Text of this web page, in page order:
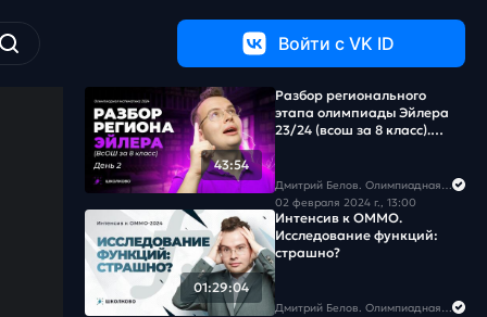
Войти c VK ID
43:54
Разбор регионального
этапа олимпиады Эйлера
23/24 (всош за 8 класс).
Дмитрий Белов. Олимпиадная математика в Школково
02 февраля 2024 г., 13:00
01:29:04
Интенсив к ОММО.
Исследование функций:
страшно?
Дмитрий Белов. Олимпиадная математика в Школково